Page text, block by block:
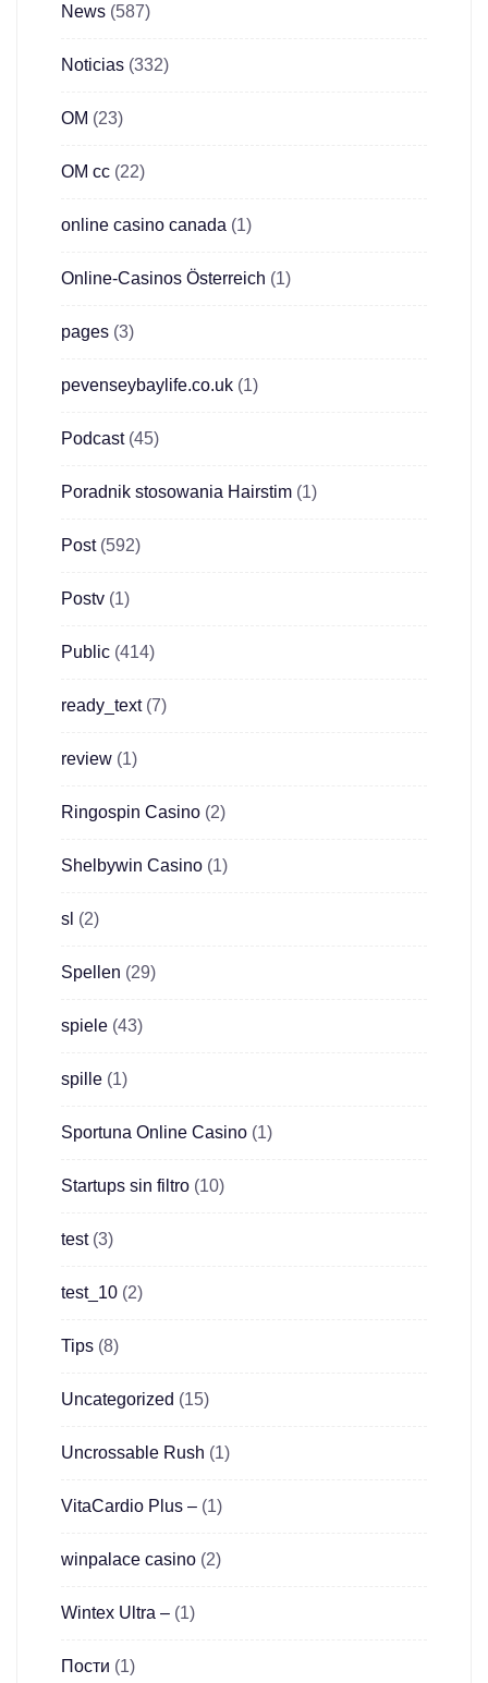
News (587)
Noticias (332)
OM (23)
OM cc (22)
online casino canada (1)
Online-Casinos Österreich (1)
pages (3)
pevenseybaylife.co.uk (1)
Podcast(45)
Poradnik stosowania Hairstim (1)
Post(592)
Postv (1)
Public (414)
ready_text(7)
review (1)
Ringospin Casino (2)
Shelbywin Casino (1)
sl (2)
Spellen (29)
spiele (43)
spille (1)
Sportuna Online Casino (1)
Startups sin filtro (10)
test(3)
test_10 (2)
Tips (8)
Uncategorized (15)
Uncrossable Rush (1)
VitaCardio Plus – (1)
winpalace casino (2)
Wintex Ultra – (1)
Пости (1)